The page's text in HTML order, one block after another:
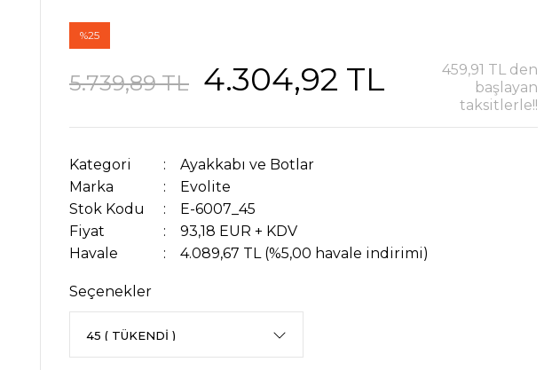
%25
5.739,89 TL 4.304,92 TL
459,91 TL den
başlayan
taksitlerle!!
Kategori
Ayakkabı ve Botlar
Marka
Evolite
Stok Kodu
E-6007_45
Fiyat
93,18 EUR + KDV
Havale
4.089,67 TL (%5,00 havale indirimi)
Seçenekler